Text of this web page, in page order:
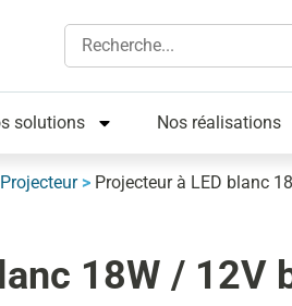
solutions Nos réalisations
Projecteur> Projecteur à LED blanc
18W / 12V